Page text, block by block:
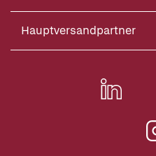
Hauptversandpartner